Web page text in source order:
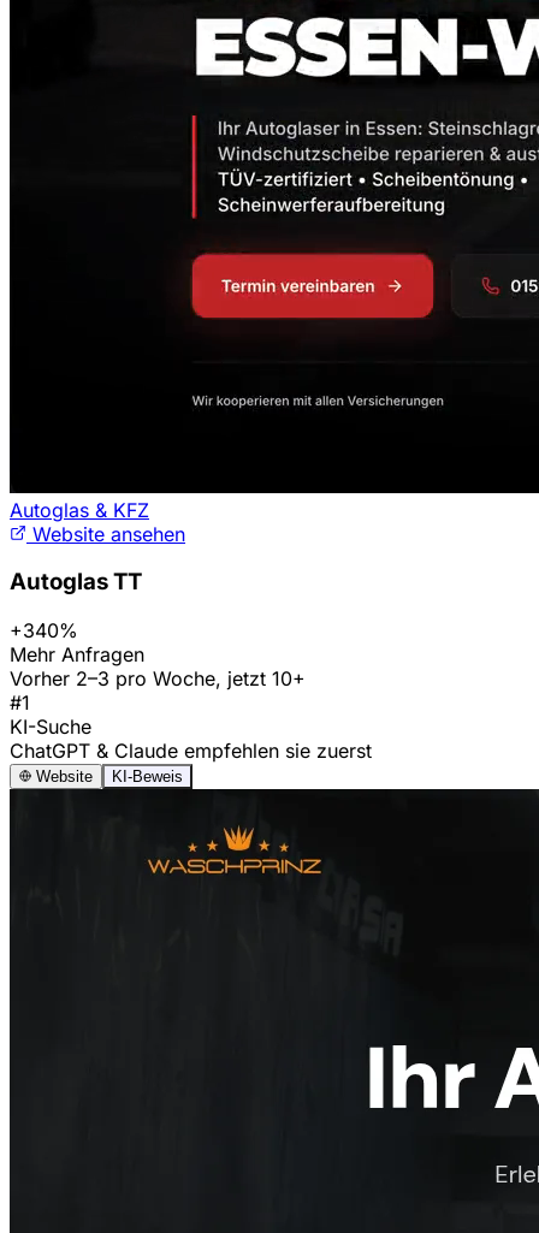
Autoglas & KFZ
Website ansehen
Autoglas TT
+340%
Mehr Anfragen
Vorher 2–3 pro Woche, jetzt 10+
#1
KI-Suche
ChatGPT & Claude empfehlen sie zuerst
Website KI-Beweis